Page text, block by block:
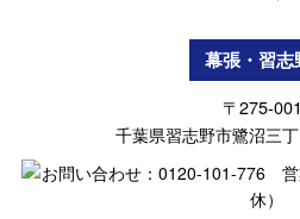
幕張・習志
〒275-
千葉県習志野市鷺沼三